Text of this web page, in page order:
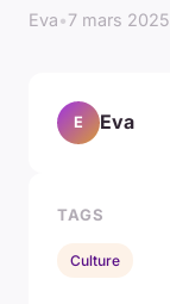
Eva•7 mars 2025
E Eva
TAGS
Culture